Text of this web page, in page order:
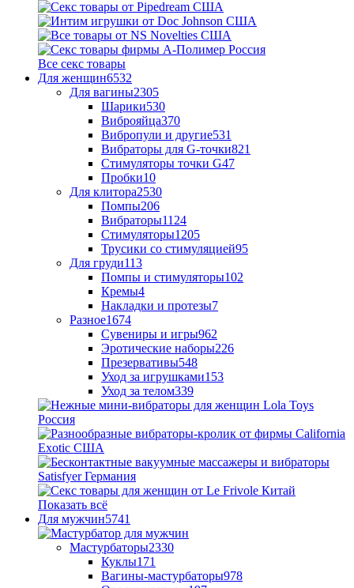
Все секс товары
Для женщин6532
Для вагины2305
Шарики530
Виброяйца370
Вибропули и другие531
Вибраторы для G-точки821
Стимуляторы точки G47
Пробки10
Для клитора2530
Помпы206
Вибраторы1124
Стимуляторы1205
Трусики со стимуляцией95
Для груди113
Помпы и стимуляторы102
Кремы4
Накладки и протезы7
Разное1674
Сувениры и игры962
Эротические наборы226
Презервативы548
Уход за игрушками153
Уход за телом339
Показать всё
Для мужчин5741
Мастурбаторы2330
Куклы171
Вагины-мастурбаторы978